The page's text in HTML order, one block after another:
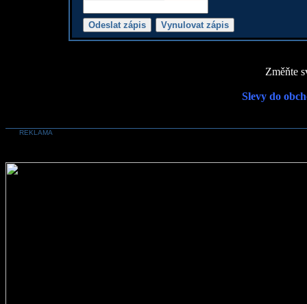
Změňte
Slevy do
REKLAMA